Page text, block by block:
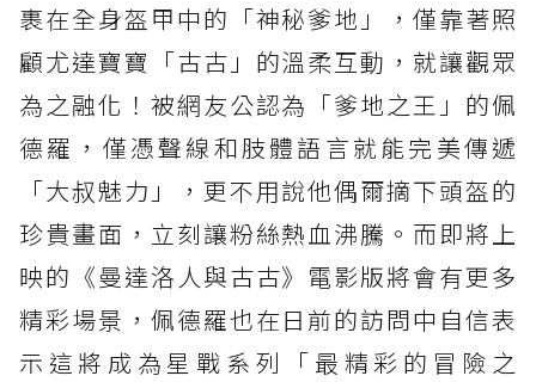
裹在全身盔甲中的「神秘爹地」，僅靠著照
顧尤達寶寶「古古」的溫柔互動，就讓觀眾
為之融化！被網友公認為「爹地之王」的佩
德羅，僅憑聲線和肢體語言就能完美傳遞
「大叔魅力」，更不用說他偶爾摘下頭盔的
珍貴畫面，立刻讓粉絲熱血沸騰。而即將上
映的《曼達洛人與古古》電影版將會有更多
精彩場景，佩德羅也在日前的訪問中自信表
示這將成為星戰系列「最精彩的冒險之